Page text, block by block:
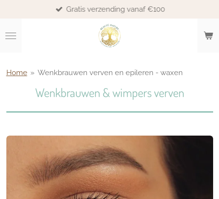
naar
de
Gratis verzending vanaf €100
Home » Wenkbrauwen verven en epileren - waxen
Wenkbrauwen & wimpers verven